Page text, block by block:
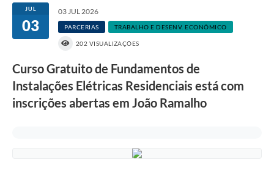
Audiências Públicas
Legislação
Ouvidoria
JUL
03
03 JUL 2026
PARCERIAS TRABALHO E DESENV. ECONÔMICO
202 VISUALIZAÇÕES
Curso Gratuito de Fundamentos de
Instalações Elétricas Residenciais está com
inscrições abertas em João Ramalho